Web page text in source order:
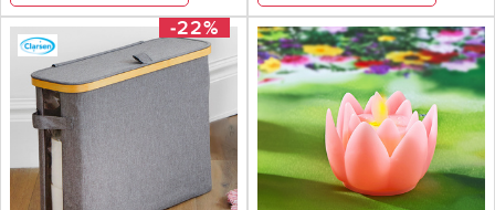
-22%